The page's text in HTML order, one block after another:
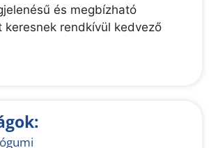
és megbízható
keresnek rendkívül kedvező